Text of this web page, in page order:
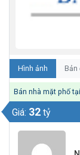
Hình ảnh Bản
Bán nhà mặt phố
Giá: 32 tỷ